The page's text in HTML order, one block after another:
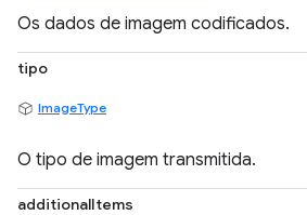
Os dados de imagem codificados.
tipo
ImageType
O tipo de imagem transmitida.
additionalItems